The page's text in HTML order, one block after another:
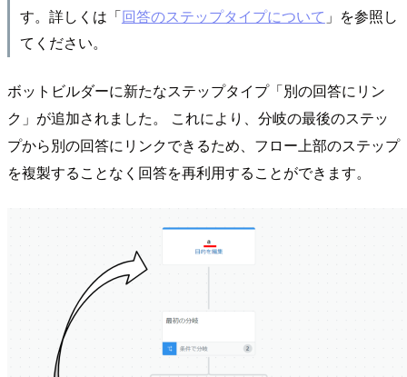
す。詳しくは「回答のステップタイプについて 」を参照し
てください。
ボットビルダーに新たなステップタイプ「別の回答にリン
ク」が追加されました。 これにより、分岐の最後のステッ
プから別の回答にリンクできるため、フロー上部のステップ
を複製することなく回答を再利用することができます。